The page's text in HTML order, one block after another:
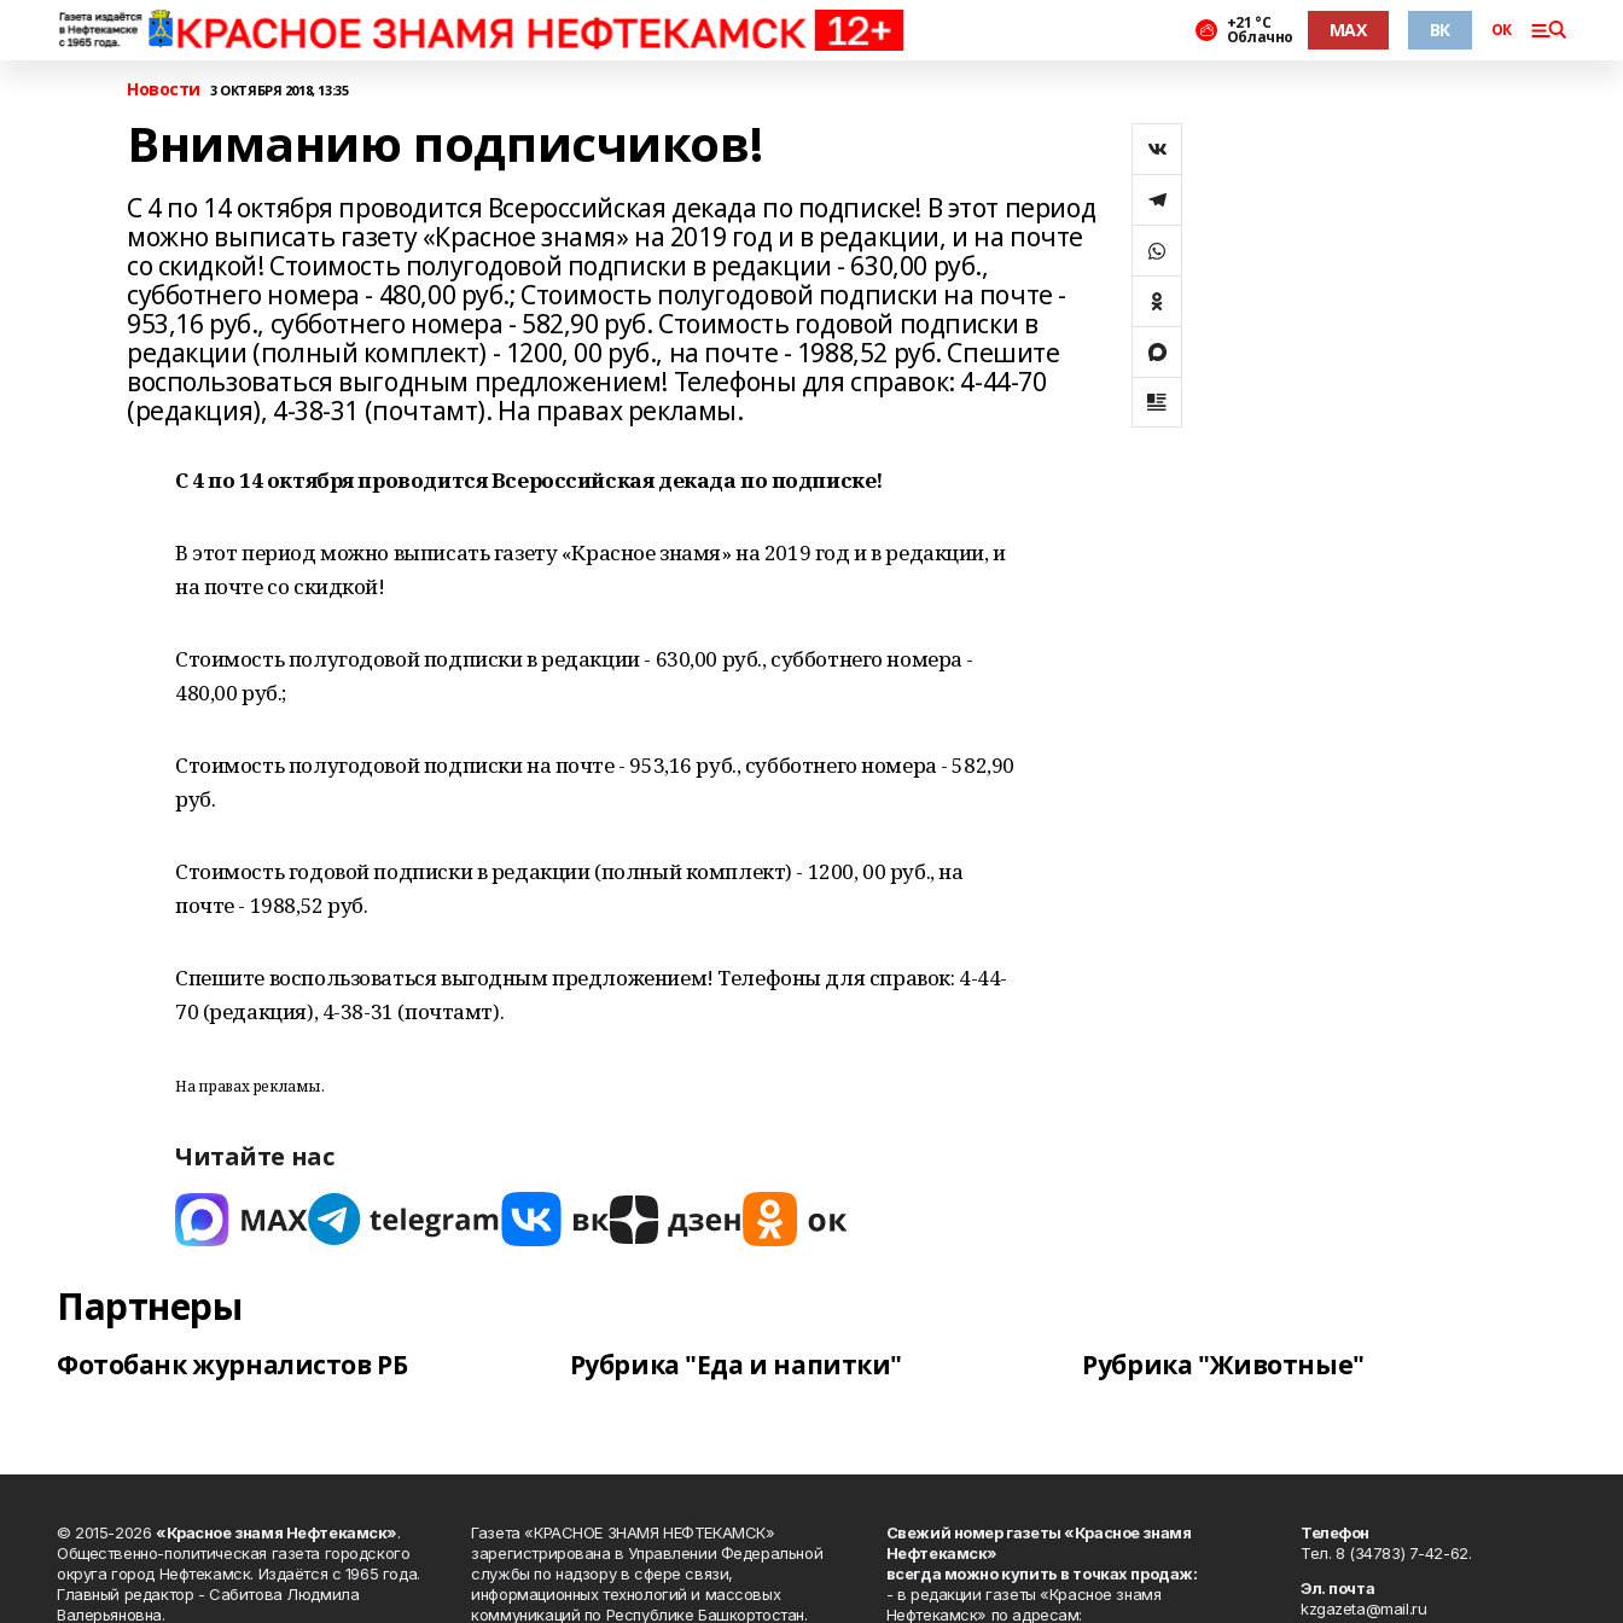
+21 °С
Облачно MAX ВК ОК
Новости 3 ОКТЯБРЯ 2018, 13:35
Вниманию подписчиков!
С 4 по 14 октября проводится Всероссийская декада по подписке! В этот период
можно выписать газету «Красное знамя» на 2019 год и в редакции, и на почте
со скидкой! Стоимость полугодовой подписки в редакции - 630,00 руб.,
субботнего номера - 480,00 руб.; Стоимость полугодовой подписки на почте -
953,16 руб., субботнего номера - 582,90 руб. Стоимость годовой подписки в
редакции (полный комплект) - 1200, 00 руб., на почте - 1988,52 руб. Спешите
воспользоваться выгодным предложением! Телефоны для справок: 4-44-70
(редакция), 4-38-31 (почтамт). На правах рекламы.
С 4 по 14 октября проводится Всероссийская декада по подписке!
В этот период можно выписать газету «Красное знамя» на 2019 год и в редакции, и
на почте со скидкой!
Стоимость полугодовой подписки в редакции - 630,00 руб., субботнего номера -
480,00 руб.;
Стоимость полугодовой подписки на почте - 953,16 руб., субботнего номера - 582,90
руб.
Стоимость годовой подписки в редакции (полный комплект) - 1200, 00 руб., на
почте - 1988,52 руб.
Спешите воспользоваться выгодным предложением! Телефоны для справок: 4-44-
70 (редакция), 4-38-31 (почтамт).
На правах рекламы.
Читайте нас
Партнеры
Фотобанк журналистов РБ Рубрика "Еда и напитки" Рубрика "Животные"
© 2015-2026 «Красное знамя Нефтекамск».
Общественно-политическая газета городского
округа город Нефтекамск. Издаётся с 1965 года.
Главный редактор - Сабитова Людмила
Валерьяновна.
Газета «КРАСНОЕ ЗНАМЯ НЕФТЕКАМСК»
зарегистрирована в Управлении Федеральной
службы по надзору в сфере связи,
информационных технологий и массовых
коммуникаций по Республике Башкортостан.
Свежий номер газеты «Красное знамя
Нефтекамск»
всегда можно купить в точках продаж:
- в редакции газеты «Красное знамя
Нефтекамск» по адресам:
Телефон
Тел. 8 (34783) 7-42-62.
Эл. почта
kzgazeta@mail.ru